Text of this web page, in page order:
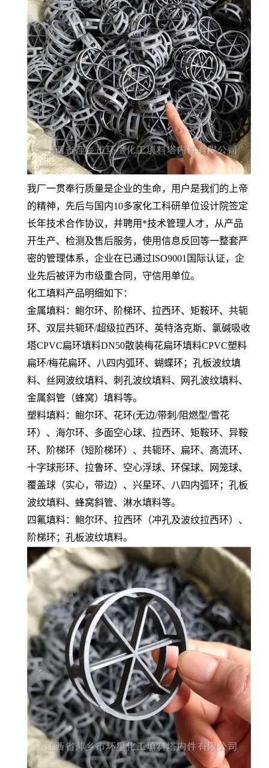
我厂一贯奉行质量是企业的生命，用户是我们的上帝
的精神，先后与国内10多家化工科研单位设计院签定
长年技术合作协议，并聘用*技术管理人才，从产品
开生产、检测及售后服务，使用信息反回等一整套严
密的管理体系，企业在已通过ISO9001国际认证，企
业先后被评为市级重合同，守信用单位。
化工填料产品明细如下：
金属填料：鲍尔环、阶梯环、拉西环、矩鞍环、共轭
环、双层共轭环/超级拉西环、英特洛克斯、氯碱吸收
塔CPVC扁环填料DN50散装梅花扁环填料CPVC塑料
扁环/梅花扁环、八四内弧环、蝴蝶环；孔板波纹填
料、丝网波纹填料、刺孔波纹填料、网孔波纹填料、
金属斜管（蜂窝）填料等。
塑料填料：鲍尔环、花环(无边/带刺/阻燃型/雪花
环）、海尔环、多面空心球、拉西环、矩鞍环、异鞍
环、阶梯环（短阶梯环）、共轭环、扁环、高流环、
十字球形环、拉鲁环、空心浮球、环保球、网笼球、
覆盖球（实心，带边）、兴星环、八四内弧环；孔板
波纹填料、蜂窝斜管、淋水填料等。
四氟填料：鲍尔环、拉西环（冲孔及波纹拉西环）、
阶梯环；孔板波纹填料。